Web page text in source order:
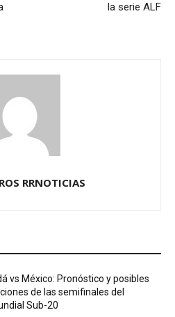
la serie ALF
RRNOTICIAS
vs México: Pronóstico y posibles
de las semifinales del
Sub-20